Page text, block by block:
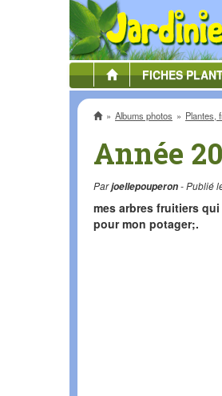
FICHES
AccueilAlbums photos Plantes,
Année
Parjoellepouperon- Publié
mes arbres fruitiers
pour mon potager;.